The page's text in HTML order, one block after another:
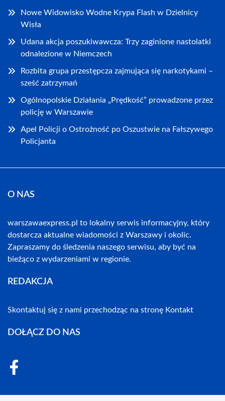
Nowe Widowisko Wodne Krypa Flash w Dzielnicy
Wisła
Udana akcja poszukiwawcza: Trzy zaginione nastolatki
odnalezione w Niemczech
Rozbita grupa przestępcza zajmująca się narkotykami –
sześć zatrzymań
Ogólnopolskie Działania „Prędkość” prowadzone przez
policję w Warszawie
Apel Policji o Ostrożność po Oszustwie na Fałszywego
Policjanta
O NAS
warszawaexpress.pl to lokalny serwis informacyjny, który
dostarcza aktualne wiadomości z Warszawy i okolic.
Zapraszamy do śledzenia naszego serwisu, aby być na
bieżąco z wydarzeniami w regionie.
REDAKCJA
Skontaktuj się z nami przechodząc na stronę Kontakt
DOŁĄCZ DO NAS